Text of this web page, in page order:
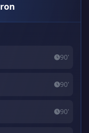
90'
90'
90'